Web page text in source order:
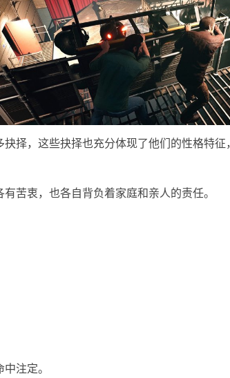
择，这些抉择也充分体现了他们的性格特征
苦衷，也各自背负着家庭和亲人的责任。
注定。